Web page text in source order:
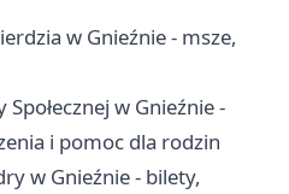
w Gnieźnie - msze,
w Gnieźnie -
i pomoc dla rodzin
w Gnieźnie - bilety,